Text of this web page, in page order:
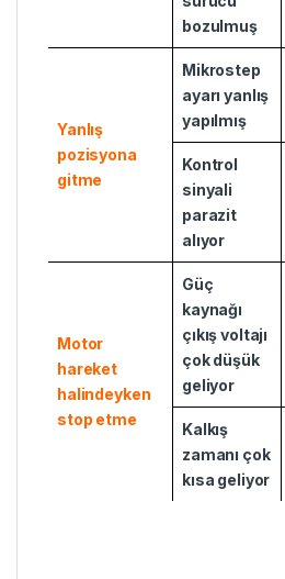
bozulmuş
Yanlış
pozisyona
gitme
Mikrostep
ayarı yanlış
yapılmış
Kontrol
sinyali
parazit
alıyor
Motor
hareket
halindeyken
stop etme
Güç
kaynağı
çıkış voltajı
çok düşük
geliyor
Kalkış
zamanı çok
kısa geliyor